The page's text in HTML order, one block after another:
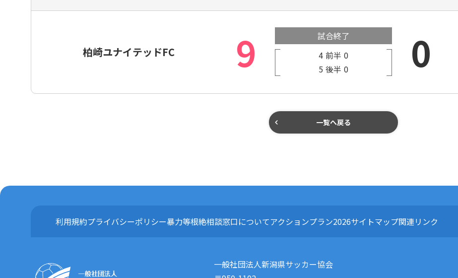
柏崎ユナイテッドFC 9
試合終了
4 前半 0
5 後半 0 0
一覧へ戻る
利用規約プライバシーポリシー暴力等根絶相談窓口についてアクションプラン2026サイトマップ関連リンク
一般社団法人新潟県サッカー協会